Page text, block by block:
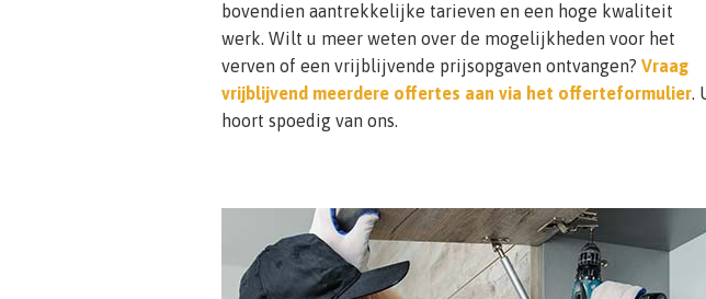
bovendien aantrekkelijke tarieven en een hoge kwaliteit
werk. Wilt u meer weten over de mogelijkheden voor het
verven of een vrijblijvende prijsopgaven ontvangen? Vraag
vrijblijvend meerdere offertes aan via het offerteformulier.
hoort spoedig van ons.